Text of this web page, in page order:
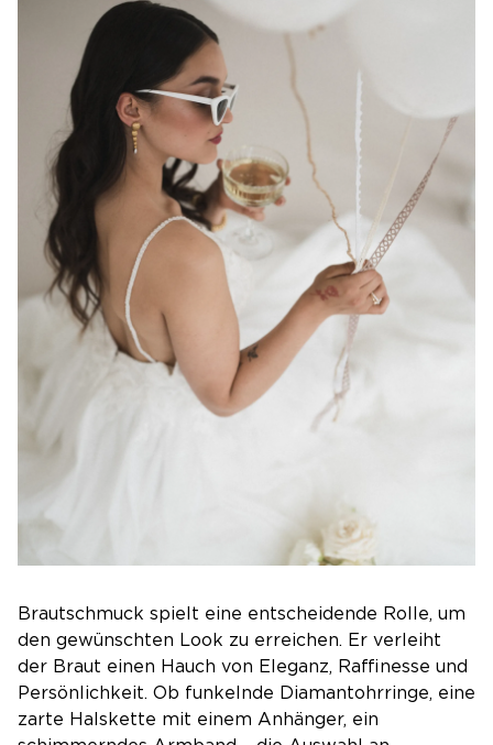
Brautschmuck spielt eine entscheidende Rolle, um
den gewünschten Look zu erreichen. Er verleiht
der Braut einen Hauch von Eleganz, Raffinesse und
Persönlichkeit. Ob funkelnde Diamantohrringe, eine
zarte Halskette mit einem Anhänger, ein